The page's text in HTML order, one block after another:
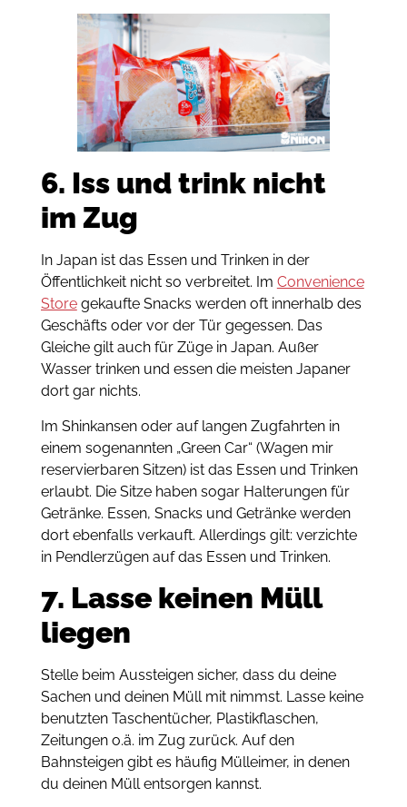
6. Iss und trink nicht
im Zug
In Japan ist das Essen und Trinken in der
Öffentlichkeit nicht so verbreitet. Im Convenience
Storegekaufte Snacks werden oft innerhalb des
Geschäfts oder vor der Tür gegessen. Das
Gleiche gilt auch für Züge in Japan. Außer
Wasser trinken und essen die meisten Japaner
dort gar nichts.
Im Shinkansen oder auf langen Zugfahrten in
einem sogenannten „Green Car“ (Wagen mir
reservierbaren Sitzen) ist das Essen und Trinken
erlaubt. Die Sitze haben sogar Halterungen für
Getränke. Essen, Snacks und Getränke werden
dort ebenfalls verkauft. Allerdings gilt: verzichte
in Pendlerzügen auf das Essen und Trinken.
7. Lasse keinen Müll
liegen
Stelle beim Aussteigen sicher, dass du deine
Sachen und deinen Müll mit nimmst. Lasse keine
benutzten Taschentücher, Plastikflaschen,
Zeitungen o.ä. im Zug zurück. Auf den
Bahnsteigen gibt es häufig Mülleimer, in denen
du deinen Müll entsorgen kannst.